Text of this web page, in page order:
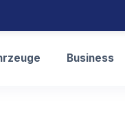
Business